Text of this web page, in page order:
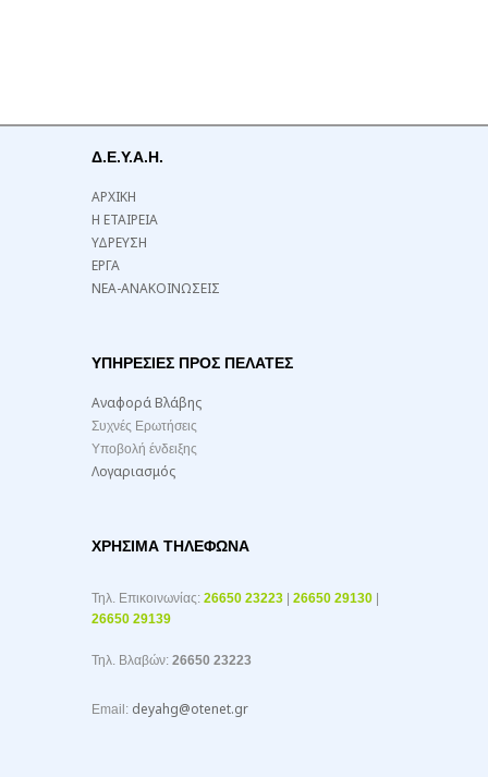
Δ.Ε.Υ.Α.Η.
ΑΡΧΙΚΗ
Η ΕΤΑΙΡΕΙΑ
ΥΔΡΕΥΣΗ
ΕΡΓΑ
ΝΕΑ-ΑΝΑΚΟΙΝΩΣΕΙΣ
ΥΠΗΡΕΣΙΕΣ ΠΡΟΣ ΠΕΛΑΤΕΣ
Αναφορά Βλάβης
Συχνές Ερωτήσεις
Υποβολή ένδειξης
Λογαριασμός
ΧΡΉΣΙΜΑ ΤΗΛΈΦΩΝΑ
Τηλ. Επικοινωνίας: 26650 23223 26650 29130
26650 29139
Τηλ. Βλαβών: 26650 23223
Email: deyahg@otenet.gr